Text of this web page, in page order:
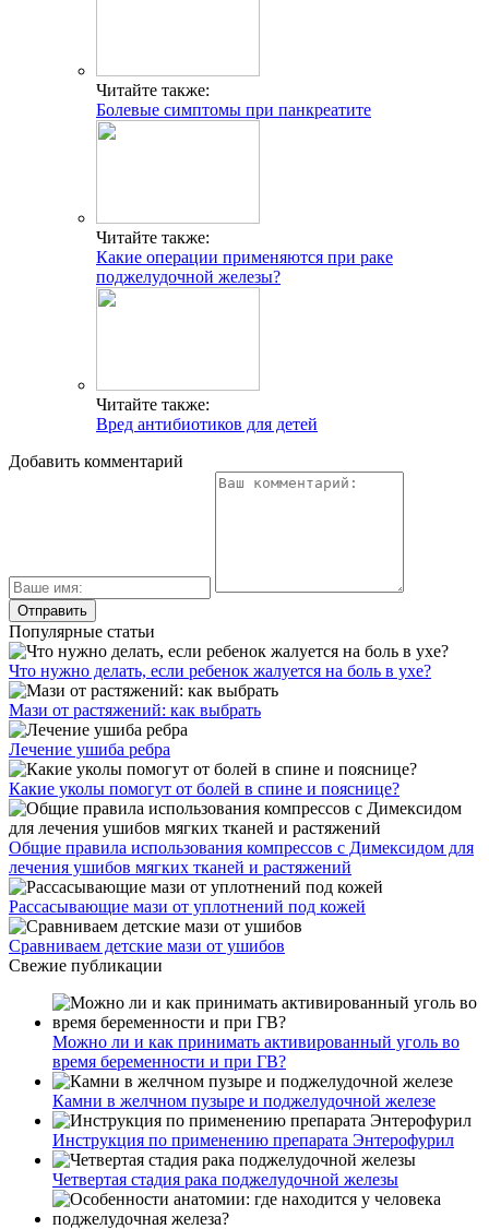
Читайте также:
Болевые симптомы при панкреатите
Читайте также:
Какие операции применяются при раке
поджелудочной железы?
Читайте также:
Вред антибиотиков для детей
Добавить комментарий
Популярные статьи
Что нужно делать, если ребенок жалуется на боль в ухе?
Мази от растяжений: как выбрать
Лечение ушиба ребра
Какие уколы помогут от болей в спине и пояснице?
Общие правила использования компрессов с Димексидом для
лечения ушибов мягких тканей и растяжений
Рассасывающие мази от уплотнений под кожей
Сравниваем детские мази от ушибов
Свежие публикации
Можно ли и как принимать активированный уголь во
время беременности и при ГВ?
Камни в желчном пузыре и поджелудочной железе
Инструкция по применению препарата Энтерофурил
Четвертая стадия рака поджелудочной железы